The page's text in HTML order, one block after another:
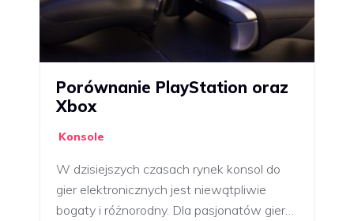
Porównanie PlayStation oraz
Xbox
Konsole
W dzisiejszych czasach rynek konsol do
gier elektronicznych jest niewątpliwie
bogaty i różnorodny. Dla pasjonatów gier…